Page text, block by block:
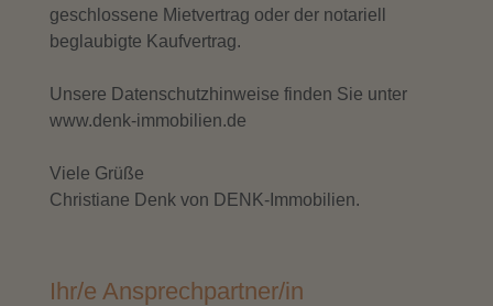
geschlossene Mietvertrag oder der notariell
beglaubigte Kaufvertrag.
Unsere Datenschutzhinweise finden Sie unter
www.denk-immobilien.de
Viele Grüße
Christiane Denk von DENK-Immobilien.
Ihr/e Ansprechpartner/in